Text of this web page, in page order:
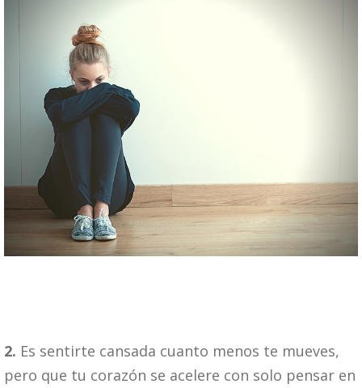
2. Es sentirte cansada cuanto menos te mueves,
pero que tu corazón se acelere con solo pensar en